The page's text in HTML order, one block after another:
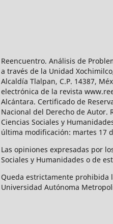
Reencuentro. Análisis de
a través de la Unidad
Alcaldía Tlalpan, C.P. 14387,
electrónica de la revista
Alcántara. Certificado de
Nacional del Derecho de Autor.
Ciencias Sociales y
última modificación: martes 17
Las opiniones expresadas por
Sociales y Humanidades o de
Queda estrictamente prohibida
Universidad Autónoma